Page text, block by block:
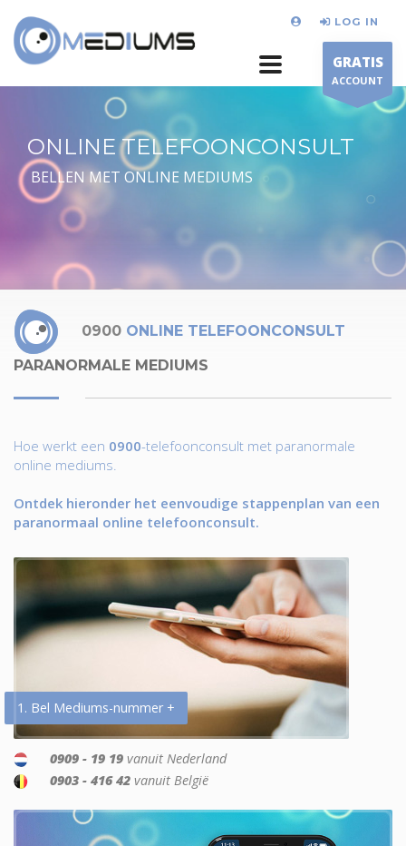
LOG IN
GRATIS
ACCOUNT
ONLINE TELEFOONCONSULT
BELLEN MET ONLINE MEDIUMS
0900 ONLINE TELEFOONCONSULT
PARANORMALE MEDIUMS
Hoe werkt een 0900-telefoonconsult met paranormale
online mediums.
Ontdek hieronder het eenvoudige stappenplan van een
paranormaal online telefoonconsult.
1. Bel Mediums-nummer +
0909 - 19 19 vanuit Nederland
0903 - 416 42 vanuit België